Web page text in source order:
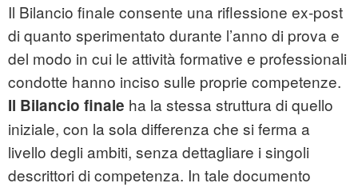
Il Bilancio finale consente una riflessione ex-post
di quanto sperimentato durante l’anno di prova e
del modo in cui le attività formative e professionali
condotte hanno inciso sulle proprie competenze.
Il Bilancio finale ha la stessa struttura di quello
iniziale, con la sola differenza che si ferma a
livello degli ambiti, senza dettagliare i singoli
descrittori di competenza. In tale documento